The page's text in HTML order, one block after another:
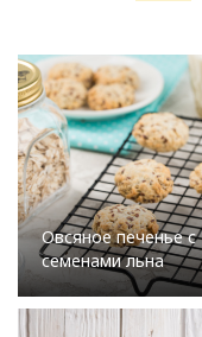
Овсяное печенье с
семенами льна